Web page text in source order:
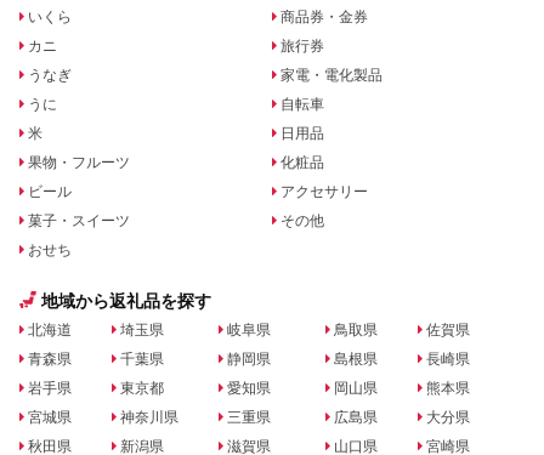
いくら
カニ
うなぎ
うに
米
果物・フルーツ
ビール
菓子・スイーツ
おせち
商品券・金券
旅行券
家電・電化製品
自転車
日用品
化粧品
アクセサリー
その他
地域から返礼品を探す
北海道
青森県
岩手県
宮城県
秋田県
埼玉県
千葉県
東京都
神奈川県
新潟県
岐阜県
静岡県
愛知県
三重県
滋賀県
鳥取県
島根県
岡山県
広島県
山口県
佐賀県
長崎県
熊本県
大分県
宮崎県